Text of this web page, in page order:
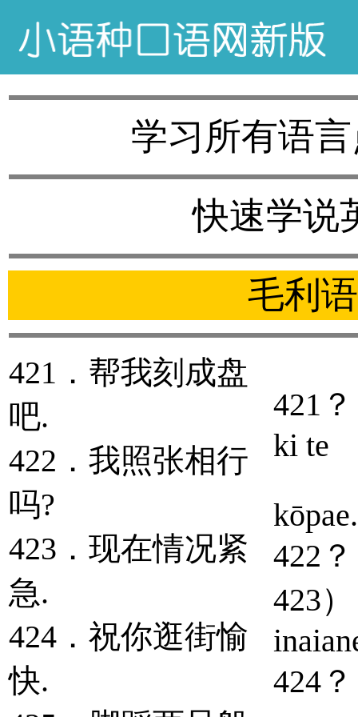
学习所有语
快速学说
毛利
421．帮我刻成盘
吧.
422．我照张相行
吗?
423．现在情况紧
急.
424．祝你逛街愉
快.
421
ki te
kōpae.
422
423
424